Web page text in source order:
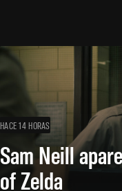
HACE 14 HORAS
Sam Neill
of Zelda